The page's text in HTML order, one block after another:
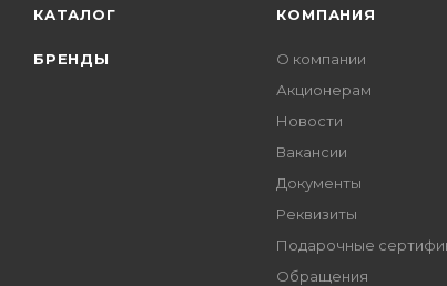
КАТАЛОГ
БРЕНДЫ
КОМПАНИЯ
О компании
Акционерам
Новости
Вакансии
Документы
Реквизиты
Подарочные
Обращения